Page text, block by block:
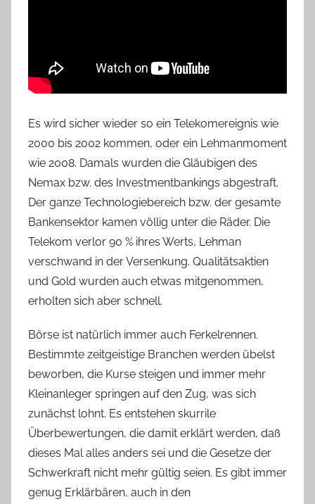
Es wird sicher wieder so ein Telekomereignis wie
2000 bis 2002 kommen, oder ein Lehmanmoment
wie 2008. Damals wurden die Gläubigen des
Nemax bzw. des Investmentbankings abgestraft.
Der ganze Technologiebereich bzw. der gesamte
Bankensektor kamen völlig unter die Räder. Die
Telekom verlor 90 % ihres Werts, Lehman
verschwand in der Versenkung. Qualitätsaktien
und Gold wurden auch etwas mitgenommen,
erholten sich aber schnell.
Börse ist natürlich immer auch Ferkelrennen.
Bestimmte zeitgeistige Branchen werden übelst
beworben, die Kurse steigen und immer mehr
Kleinanleger springen auf den Zug, was sich
zunächst lohnt. Es entstehen skurrile
Überbewertungen, die damit erklärt werden, daß
dieses Mal alles anders sei und die Gesetze der
Schwerkraft nicht mehr gültig seien. Es gibt immer
genug Erklärbären, auch in den